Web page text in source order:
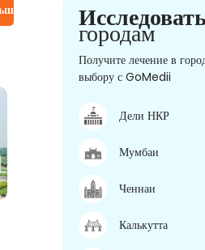
Исследовать
городам
Получите лечение в
выбору с GoMedii
Дели НКР
Мумбаи
Ченнаи
Калькутта